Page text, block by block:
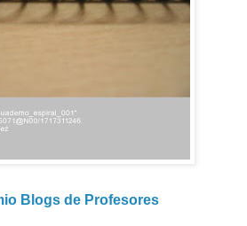
Blogs de Profesores